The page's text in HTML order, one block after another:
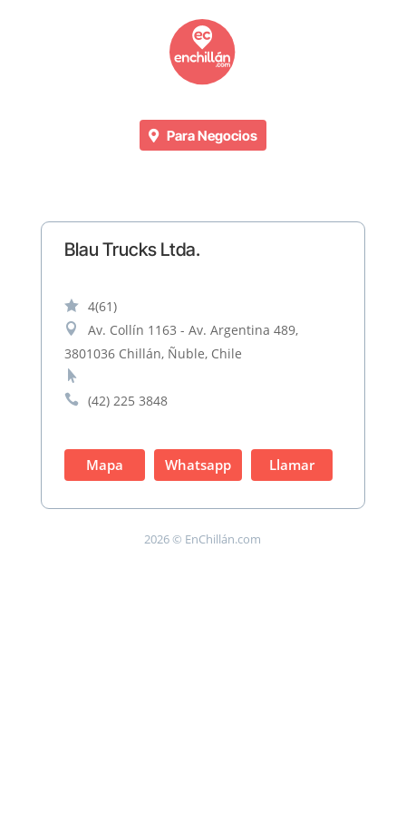
Para Negocios
Blau Trucks Ltda.
 4(61)

Av. Collín 1163 - Av. Argentina 489,
3801036 Chillán, Ñuble, Chile


(42) 225 3848
Mapa Whatsapp Llamar
2026 © EnChillán.com